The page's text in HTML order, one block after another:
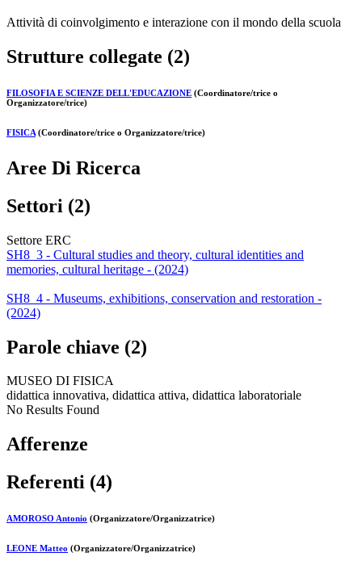
Attività di coinvolgimento e interazione con il mondo della scuola
Strutture collegate (2)
FILOSOFIA E SCIENZE DELL'EDUCAZIONE (Coordinatore/trice o
Organizzatore/trice)
FISICA (Coordinatore/trice o Organizzatore/trice)
Aree Di Ricerca
Settori (2)
Settore ERC
SH8_3 - Cultural studies and theory, cultural identities and
memories, cultural heritage - (2024)
SH8_4 - Museums, exhibitions, conservation and restoration -
(2024)
Parole chiave (2)
MUSEO DI FISICA
didattica innovativa, didattica attiva, didattica laboratoriale
No Results Found
Afferenze
Referenti (4)
AMOROSO Antonio (Organizzatore/Organizzatrice)
LEONE Matteo (Organizzatore/Organizzatrice)